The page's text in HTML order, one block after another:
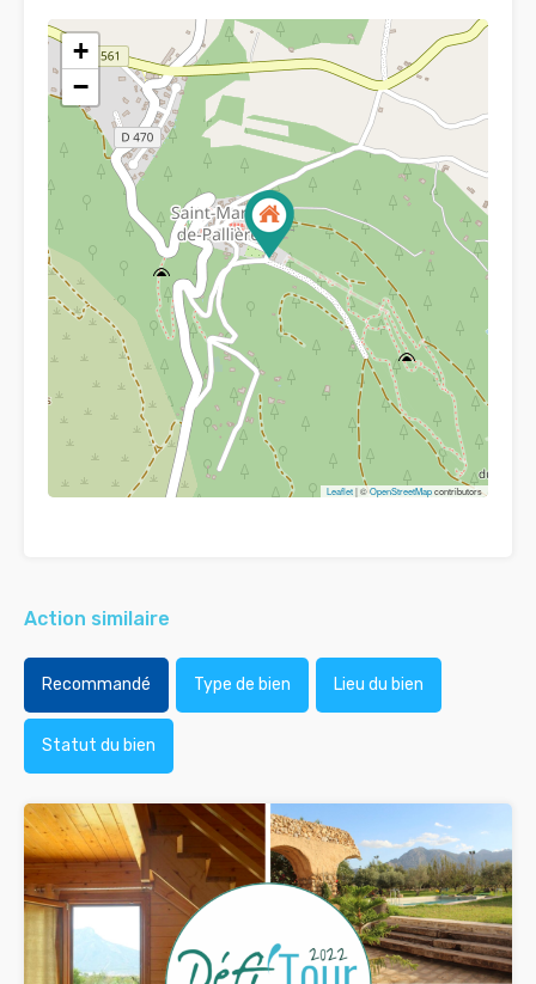
+
−
Leaflet| ©OpenStreetMapcontributors
Action similaire
Recommandé Type de bien Lieu du bien
Statut du bien